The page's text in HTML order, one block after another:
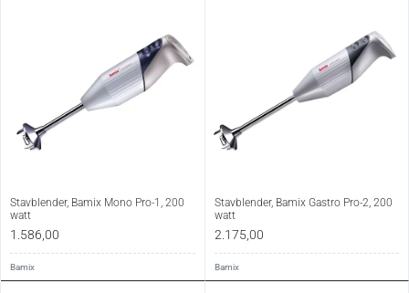
Stavblender, Bamix Mono Pro-1, 200
watt
1.586,00
Bamix
Stavblender, Bamix Gastro Pro-2, 200
watt
2.175,00
Bamix